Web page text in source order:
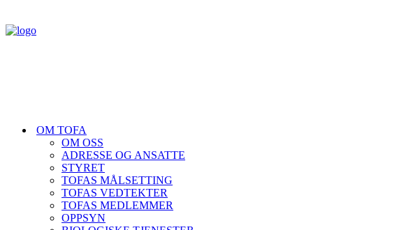
OM TOFA
OM OSS
ADRESSE OG ANSATTE
STYRET
TOFAS MÅLSETTING
TOFAS VEDTEKTER
TOFAS MEDLEMMER
OPPSYN